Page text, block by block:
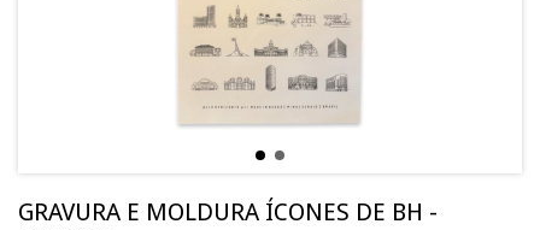
GRAVURA E MOLDURA ÍCONES DE BH -